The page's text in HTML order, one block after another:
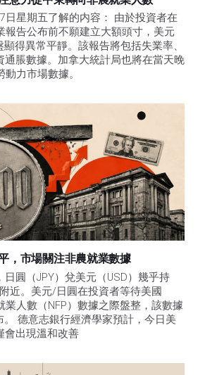
日星期五了解的内容： 由於投資者在
報告公布前不願建立大額頭寸，美元
顯得異常平靜。該報告將包括失業率、
通脹數據。加拿大統計局也將在當天晚
力市場數據。
，市場關注非農就業數據
圓（JPY）兌美元（USD）幾乎持
近。美元/日圓在投資者等待美國
業人數（NFP）數據之際盤整，該數據
。 德意志銀行經濟學家預計，今日美
會出現溫和改善